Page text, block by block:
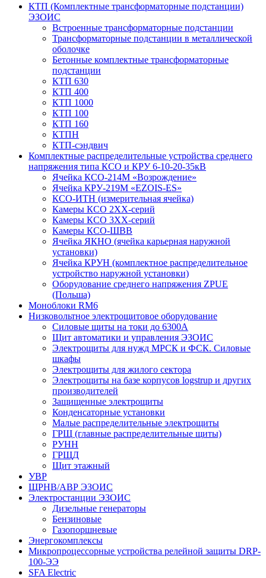
КТП (Комплектные трансформаторные подстанции)
ЭЗОИС
Встроенные трансформаторные подстанции
Трансформаторные подстанции в металлической
оболочке
Бетонные комплектные трансформаторные
подстанции
КТП 630
КТП 400
КТП 1000
КТП 100
КТП 160
КТПН
КТП-сэндвич
Комплектные распределительные устройства среднего
напряжения типа КСО и КРУ 6-10-20-35кВ
Ячейка КСО-214М «Возрождение»
Ячейка КРУ-219М «EZOIS-ES»
КСО-ИТН (измерительная ячейка)
Камеры КСО 2ХХ-серий
Камеры КСО 3ХХ-серий
Камеры КСО-ШВВ
Ячейка ЯКНО (ячейка карьерная наружной
установки)
Ячейка КРУН (комплектное распределительное
устройство наружной установки)
Оборудование среднего напряжения ZPUE
(Польша)
Моноблоки RM6
Низковольтное электрощитовое оборудование
Силовые щиты на токи до 6300А
Щит автоматики и управления ЭЗОИС
Электрощиты для нужд МРСК и ФСК. Силовые
шкафы
Электрощиты для жилого сектора
Электрощиты на базе корпусов logstrup и других
производителей
Защищенные электрощиты
Конденсаторные установки
Малые распределительные электрощиты
ГРЩ (главные распределительные щиты)
РУНН
ГРЩД
Щит этажный
УВР
ЩРНВ/АВР ЭЗОИС
Электростанции ЭЗОИС
Дизельные генераторы
Бензиновые
Газопоршневые
Энергокомплексы
Микропроцессорные устройства релейной защиты DRP-
100-ЭЭ
SFA Electric